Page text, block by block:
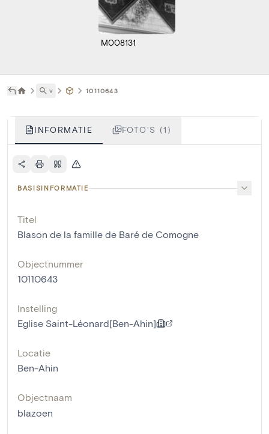
M008131
˅ 10110643
INFORMATIE FOTO'S (1)
BASISINFORMATIE
Titel
Blason de la famille de Baré de Comogne
Objectnummer
10110643
Instelling
Eglise Saint-Léonard[Ben-Ahin]
Locatie
Ben-Ahin
Objectnaam
blazoen